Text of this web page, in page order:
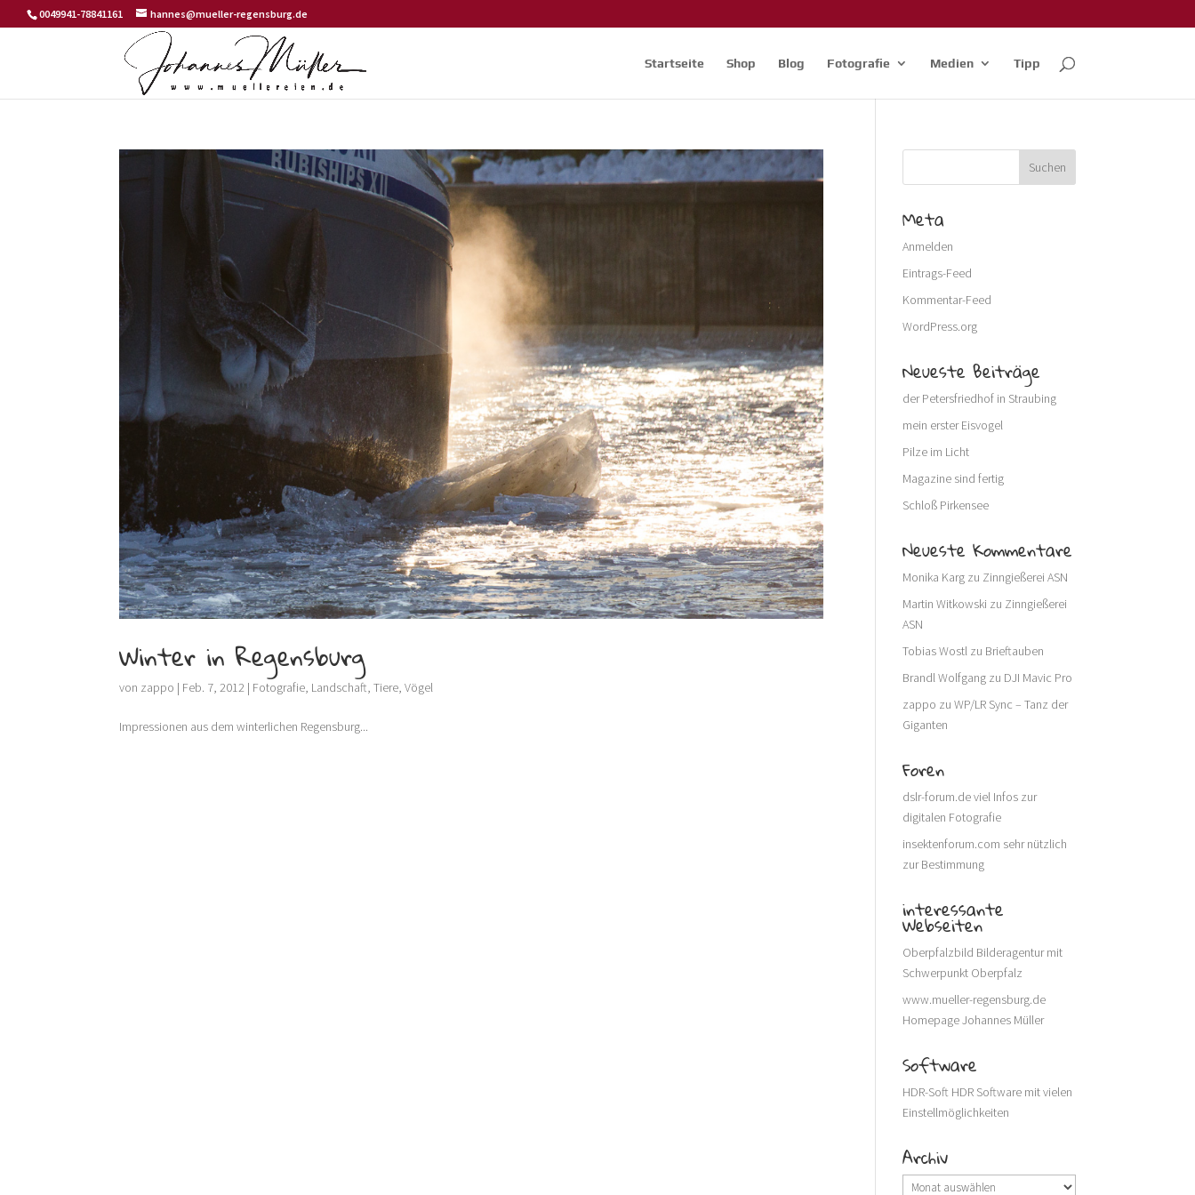
0049941-78841161 hannes@mueller-regensburg.de
Startseite Shop Blog Fotografie Medien Tipp
Winter in Regensburg
von zappo | Feb. 7, 2012 | Fotografie, Landschaft,Tiere,Vögel
Impressionen aus dem winterlichen Regensburg...
Meta
Anmelden
Eintrags-Feed
Kommentar-Feed
WordPress.org
Neueste Beiträge
der Petersfriedhof in Straubing
mein erster Eisvogel
Pilze im Licht
Magazine sind fertig
Schloß Pirkensee
Neueste Kommentare
Monika Karg zu Zinngießerei ASN
Martin Witkowski zu Zinngießerei
ASN
Tobias Wostl zu Brieftauben
Brandl Wolfgang zu DJI Mavic Pro
zappo zuWP/LR Sync – Tanz der
Giganten
Foren
dslr-forum.deviel Infos zur
digitalen Fotografie
insektenforum.com sehr nützlich
zur Bestimmung
interessante
Webseiten
Oberpfalzbild Bilderagentur mit
Schwerpunkt Oberpfalz
www.mueller-regensburg.de
Homepage Johannes Müller
Software
HDR-Soft HDR Software mit vielen
Einstellmöglichkeiten
Archiv
Archiv